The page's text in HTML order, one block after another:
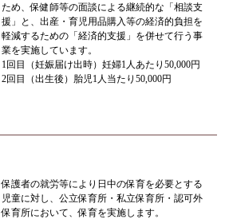
ため、保健師等の面談による継続的な「相談支
援」と、出産・育児用品購入等の経済的負担を
軽減するための「経済的支援」を併せて行う事
業を実施しています。
1回目（妊娠届け出時）妊婦1人あたり50,000円
2回目（出生後）胎児1人当たり50,000円
保護者の就労等により日中の保育を必要とする
児童に対し、公立保育所・私立保育所・認可外
保育所において、保育を実施します。